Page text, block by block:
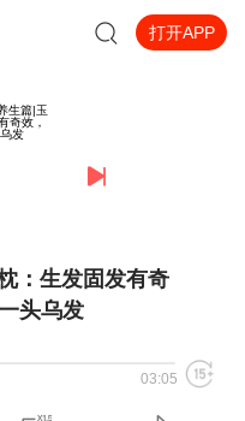
打开APP
：生发固发有奇
头乌发
03:05